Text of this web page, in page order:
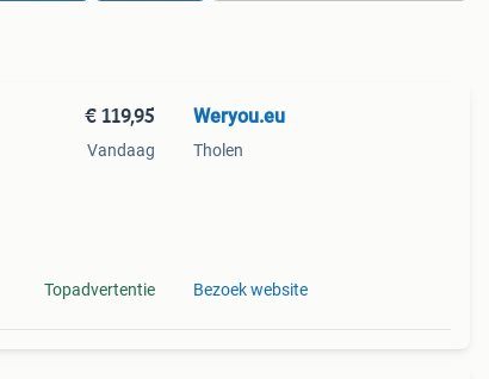
€ 119,95
Vandaag
Topadvertentie
Weryou.eu
Tholen
Bezoek website